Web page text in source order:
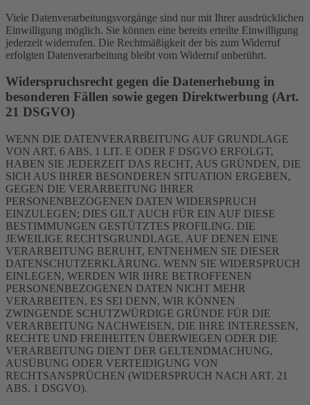
Viele Datenverarbeitungsvorgänge sind nur mit Ihrer ausdrücklichen
Einwilligung möglich. Sie können eine bereits erteilte Einwilligung
jederzeit widerrufen. Die Rechtmäßigkeit der bis zum Widerruf
erfolgten Datenverarbeitung bleibt vom Widerruf unberührt.
Widerspruchsrecht gegen die Datenerhebung in
besonderen Fällen sowie gegen Direktwerbung (Art.
21 DSGVO)
WENN DIE DATENVERARBEITUNG AUF GRUNDLAGE
VON ART. 6 ABS. 1 LIT. E ODER F DSGVO ERFOLGT,
HABEN SIE JEDERZEIT DAS RECHT, AUS GRÜNDEN, DIE
SICH AUS IHRER BESONDEREN SITUATION ERGEBEN,
GEGEN DIE VERARBEITUNG IHRER
PERSONENBEZOGENEN DATEN WIDERSPRUCH
EINZULEGEN; DIES GILT AUCH FÜR EIN AUF DIESE
BESTIMMUNGEN GESTÜTZTES PROFILING. DIE
JEWEILIGE RECHTSGRUNDLAGE, AUF DENEN EINE
VERARBEITUNG BERUHT, ENTNEHMEN SIE DIESER
DATENSCHUTZERKLÄRUNG. WENN SIE WIDERSPRUCH
EINLEGEN, WERDEN WIR IHRE BETROFFENEN
PERSONENBEZOGENEN DATEN NICHT MEHR
VERARBEITEN, ES SEI DENN, WIR KÖNNEN
ZWINGENDE SCHUTZWÜRDIGE GRÜNDE FÜR DIE
VERARBEITUNG NACHWEISEN, DIE IHRE INTERESSEN,
RECHTE UND FREIHEITEN ÜBERWIEGEN ODER DIE
VERARBEITUNG DIENT DER GELTENDMACHUNG,
AUSÜBUNG ODER VERTEIDIGUNG VON
RECHTSANSPRÜCHEN (WIDERSPRUCH NACH ART. 21
ABS. 1 DSGVO).